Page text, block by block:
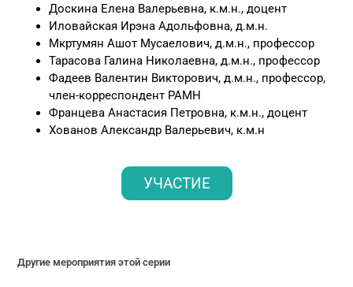
Доскина Елена Валерьевна, к.м.н., доцент
Иловайская Ирэна Адольфовна, д.м.н.
Мкртумян Ашот Мусаелович, д.м.н., профессор
Тарасова Галина Николаевна, д.м.н., профессор
Фадеев Валентин Викторович, д.м.н., профессор,
член-корреспондент РАМН
Францева Анастасия Петровна, к.м.н., доцент
Хованов Александр Валерьевич, к.м.н
УЧАСТИЕ
Другие мероприятия этой серии